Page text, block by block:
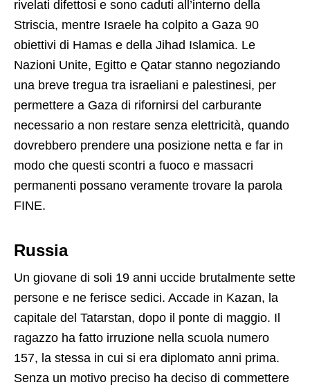
rivelati difettosi e sono caduti all’interno della
Striscia, mentre Israele ha colpito a Gaza 90
obiettivi di Hamas e della Jihad Islamica. Le
Nazioni Unite, Egitto e Qatar stanno negoziando
una breve tregua tra israeliani e palestinesi, per
permettere a Gaza di rifornirsi del carburante
necessario a non restare senza elettricità, quando
dovrebbero prendere una posizione netta e far in
modo che questi scontri a fuoco e massacri
permanenti possano veramente trovare la parola
FINE.
Russia
Un giovane di soli 19 anni uccide brutalmente sette
persone e ne ferisce sedici. Accade in Kazan, la
capitale del Tatarstan, dopo il ponte di maggio. Il
ragazzo ha fatto irruzione nella scuola numero
157, la stessa in cui si era diplomato anni prima.
Senza un motivo preciso ha deciso di commettere